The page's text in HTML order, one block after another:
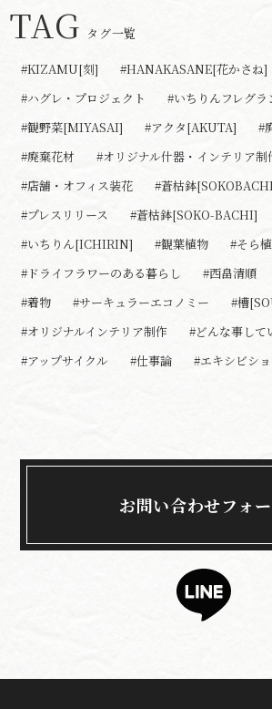
TAG タグ一覧
#KIZAMU[刻]
#HANAKASANE[花かさね]
#ハグレ・プロジェクト
#いちりんフレグラ
#観野菜[MIYASAI]
#アクタ[AKUTA] #
#廃棄花材
#オリジナル什器・インテリア制
#店舗・オフィス装花
#蒼枯鉢
#プレスリリース
#蒼枯鉢[SOKO-BACHI]
#いちりん[ICHIRIN]
#観葉植物
#そら
#ドライフラワーのある暮らし
#西畠清順
#着物
#サーキュラーエコノミー
#槽
#オリジナルインテリア制作
#どんな事して
#アップサイクル
#仕事論 #エキシビシ
お問い合わせフォ